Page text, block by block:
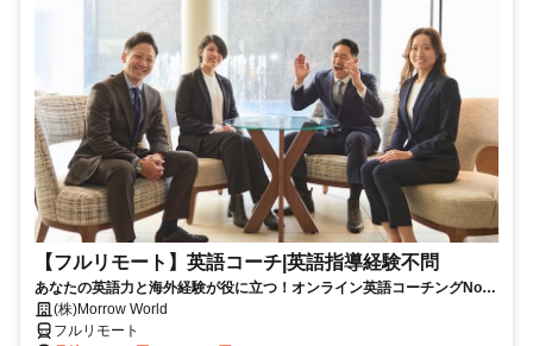
【フルリモート】英語コーチ|英語指導経験不問
あなたの英語力と海外経験が役に立つ！オンライン英語コーチングNo1
のイングリード
(株)Morrow World
フルリモート